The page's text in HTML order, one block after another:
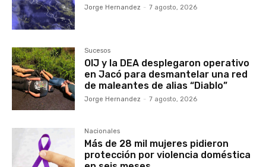
Jorge Hernandez - 7 agosto, 2026
Sucesos
OIJ y la DEA desplegaron operativo
en Jacó para desmantelar una red
de maleantes de alias “Diablo”
Jorge Hernandez - 7 agosto, 2026
Nacionales
Más de 28 mil mujeres pidieron
protección por violencia doméstica